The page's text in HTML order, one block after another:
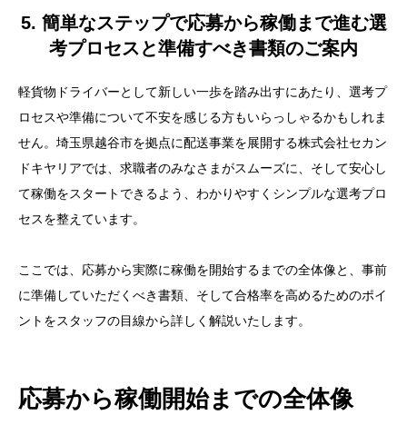
5. 簡単なステップで応募から稼働まで進む選
考プロセスと準備すべき書類のご案内
軽貨物ドライバーとして新しい一歩を踏み出すにあたり、選考プ
ロセスや準備について不安を感じる方もいらっしゃるかもしれま
せん。埼玉県越谷市を拠点に配送事業を展開する株式会社セカン
ドキヤリアでは、求職者のみなさまがスムーズに、そして安心し
て稼働をスタートできるよう、わかりやすくシンプルな選考プロ
セスを整えています。
ここでは、応募から実際に稼働を開始するまでの全体像と、事前
に準備していただくべき書類、そして合格率を高めるためのポイ
ントをスタッフの目線から詳しく解説いたします。
応募から稼働開始までの全体像